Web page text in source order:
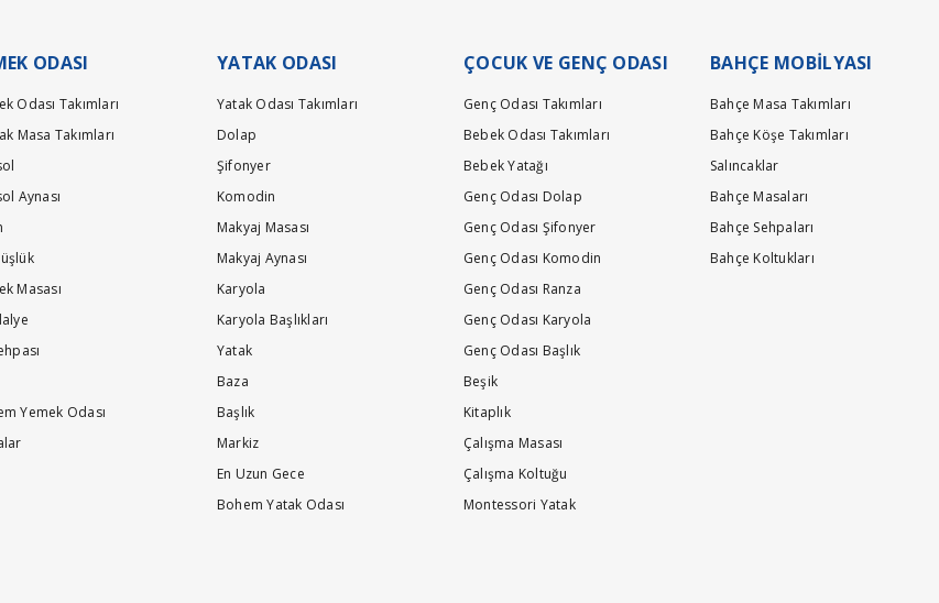
deri uygulanmıştır.İyi günler dileriz.
ortalama bir süreniz yok mu?
ulaşabilirsiniz.Ürünümüzün maksimum teslim süresi 45 gündür.İyi günler dileriz..
ODASI
Odası Takımları
Masa Takımları
Aynası
Masası
Yemek Odası
YATAK ODASI
Yatak Odası Takımları
Dolap
Şifonyer
Komodin
Makyaj Masası
Makyaj Aynası
Karyola
Karyola Başlıkları
Yatak
Baza
Başlık
Markiz
En Uzun Gece
Bohem Yatak Odası
ÇOCUK VE GENÇ ODASI
Genç Odası Takımları
Bebek Odası Takımları
Bebek Yatağı
Genç Odası Dolap
Genç Odası Şifonyer
Genç Odası Komodin
Genç Odası Ranza
Genç Odası Karyola
Genç Odası Başlık
Beşik
Kitaplık
Çalışma Masası
Çalışma Koltuğu
Montessori Yatak
BAHÇE MOBİLYASI
Bahçe Masa Takımları
Bahçe Köşe Takımları
Salıncaklar
Bahçe Masaları
Bahçe Sehpaları
Bahçe Koltukları